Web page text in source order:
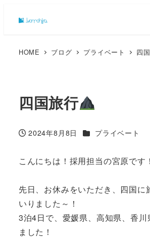
HOME ブログ プライベート 四
四国旅行
投稿日
2024年8月8日 カテゴリー
プライベート
こんにちは！採用担当の宮原です！
先日、お休みをいただき、四国に
いりました～！
3泊4日で、愛媛県、高知県、香川
ました！